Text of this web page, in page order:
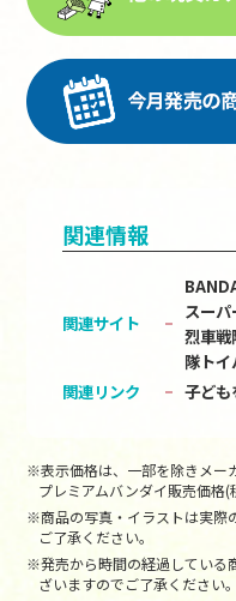
関連情報
関連サイト
スー
烈車戦
隊ト
関連リンク
子ども
※表示価格は、一部を除きメー
プレミアムバンダイ販売価格(
※商品の写真・イラストは実際
ご了承ください。
※発売から時間の経過している
ざいますのでご了承ください。